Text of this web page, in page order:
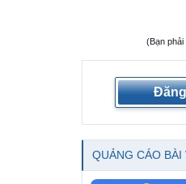
(Bạn
QUẢNG CÁO BÀI